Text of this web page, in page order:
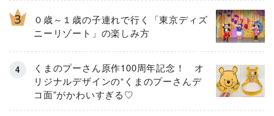
０歳～１歳の子連れで行く「東京ディズ
ニーリゾート」の楽しみ方
くまのプーさん原作100周年記念！ オ
リジナルデザインの“くまのプーさんデ
コ面”がかわいすぎる♡